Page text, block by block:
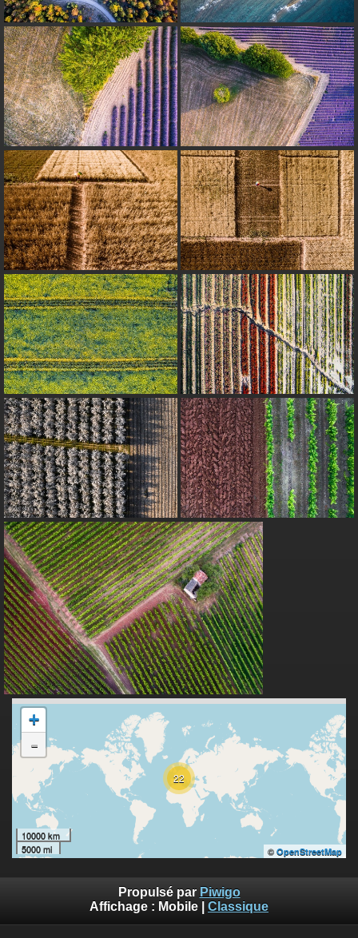
22
+
-
10000 km
5000 mi
© OpenStreetMap
Propulsé par Piwigo
Affichage : Mobile Classique